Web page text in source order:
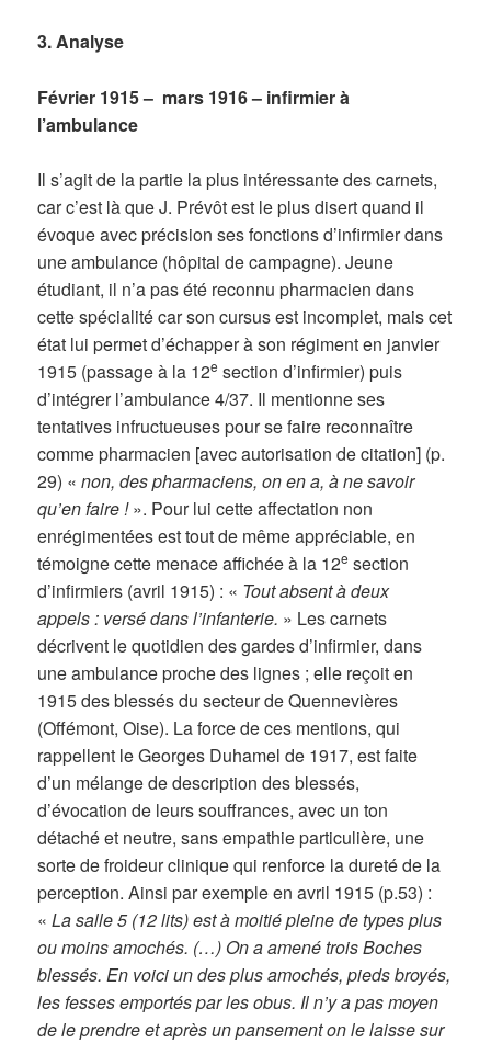
3. Analyse
Février 1915 – mars 1916 – infirmier à
l’ambulance
Il s’agit de la partie la plus intéressante des carnets,
car c’est là que J. Prévôt est le plus disert quand il
évoque avec précision ses fonctions d’infirmier dans
une ambulance (hôpital de campagne). Jeune
étudiant, il n’a pas été reconnu pharmacien dans
cette spécialité car son cursus est incomplet, mais cet
état lui permet d’échapper à son régiment en janvier
1915 (passage à la 12e section d’infirmier) puis
d’intégrer l’ambulance 4/37. Il mentionne ses
tentatives infructueuses pour se faire reconnaître
comme pharmacien [avec autorisation de citation] (p.
29) «non, des pharmaciens, on en a, à ne savoir
qu’en faire !». Pour lui cette affectation non
enrégimentées est tout de même appréciable, en
témoigne cette menace affichée à la 12e section
d’infirmiers (avril 1915) : « Tout absent à deux
appels : versé dans l’infanterie. » Les carnets
décrivent le quotidien des gardes d’infirmier, dans
une ambulance proche des lignes ; elle reçoit en
1915 des blessés du secteur de Quennevières
(Offémont, Oise). La force de ces mentions, qui
rappellent le Georges Duhamel de 1917, est faite
d’un mélange de description des blessés,
d’évocation de leurs souffrances, avec un ton
détaché et neutre, sans empathie particulière, une
sorte de froideur clinique qui renforce la dureté de la
perception. Ainsi par exemple en avril 1915 (p.53) :
«La salle 5 (12 lits) est à moitié pleine de types plus
ou moins amochés. (…) On a amené trois Boches
blessés. En voici un des plus amochés, pieds broyés,
les fesses emportés par les obus. Il n’y a pas moyen
de le prendre et après un pansement on le laisse sur